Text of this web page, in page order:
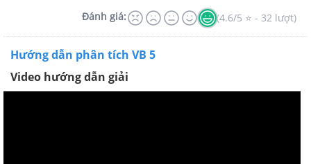
Đánh giá: (4.6/5 ⭐ - 32 lượt)
Hướng dẫn phân tích VB 5
Video hướng dẫn giải